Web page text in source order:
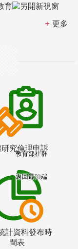
育
更多
研究倫理申訴
計資料發布時
間表
教育部社群
返回最頂端